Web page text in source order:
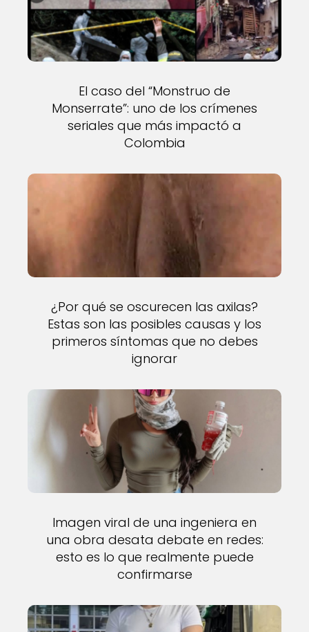
El caso del “Monstruo de
Monserrate”: uno de los crímenes
seriales que más impactó a
Colombia
¿Por qué se oscurecen las axilas?
Estas son las posibles causas y los
primeros síntomas que no debes
ignorar
Imagen viral de una ingeniera en
una obra desata debate en redes:
esto es lo que realmente puede
confirmarse